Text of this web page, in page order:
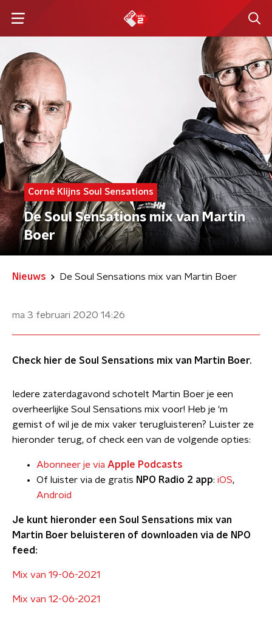
Corné Klijns Soul Sensations
De Soul Sensations mix van Martin
Boer
Nieuws De Soul Sensations mix van Martin Boer
ma 3 februari 2020 14:26
Check hier de Soul Sensations mix van Martin Boer.
Iedere zaterdagavond schotelt Martin Boer je een
overheerlijke Soul Sensations mix voor! Heb je 'm
gemist of wil je de mix vaker terugluisteren? Luister ze
hieronder terug, of check een van de volgende opties:
Abonneer je via Apple Podcasts
Of luister via de gratis NPO Radio 2 app: iOS,
Android
Je kunt hieronder een Soul Sensations mix van
Martin Boer beluisteren of downloaden via de NPO
feed:
Mix van 19-06-2021
Mix van 12-06-2021